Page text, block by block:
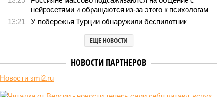
компании Capital Group начала реальной достройки
В нескольких станциях от уже сданного «Сказочного леса» пайщики ЖК
реальной достройки (изображение сгенерировано ИИ)